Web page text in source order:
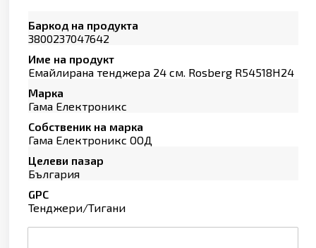
Баркод на продукта
3800237047642
Име на продукт
Емайлирана тенджера 24 см. Rosberg R54518H24
Марка
Гама Електроникс
Собственик на марка
Гама Електроникс ООД
Целеви пазар
България
GPC
Тенджери/Тигани